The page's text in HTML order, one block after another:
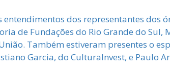
dos representantes dos
de Fundações do Rio Grande do Sul,
Também estiveram presentes o
Garcia, do CulturaInvest, e Paulo